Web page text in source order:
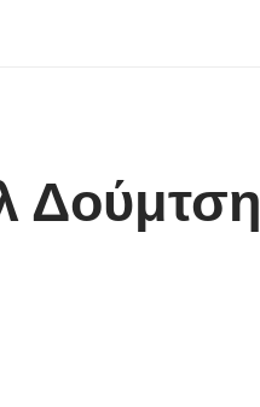
Δούμτση